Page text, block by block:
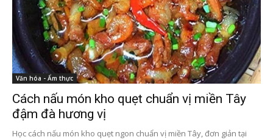
Văn hóa - Ẩm thực
Cách nấu món kho quẹt chuẩn vị miền Tây
đậm đà hương vị
Học cách nấu món kho quẹt ngon chuẩn vị miền Tây, đơn giản tại